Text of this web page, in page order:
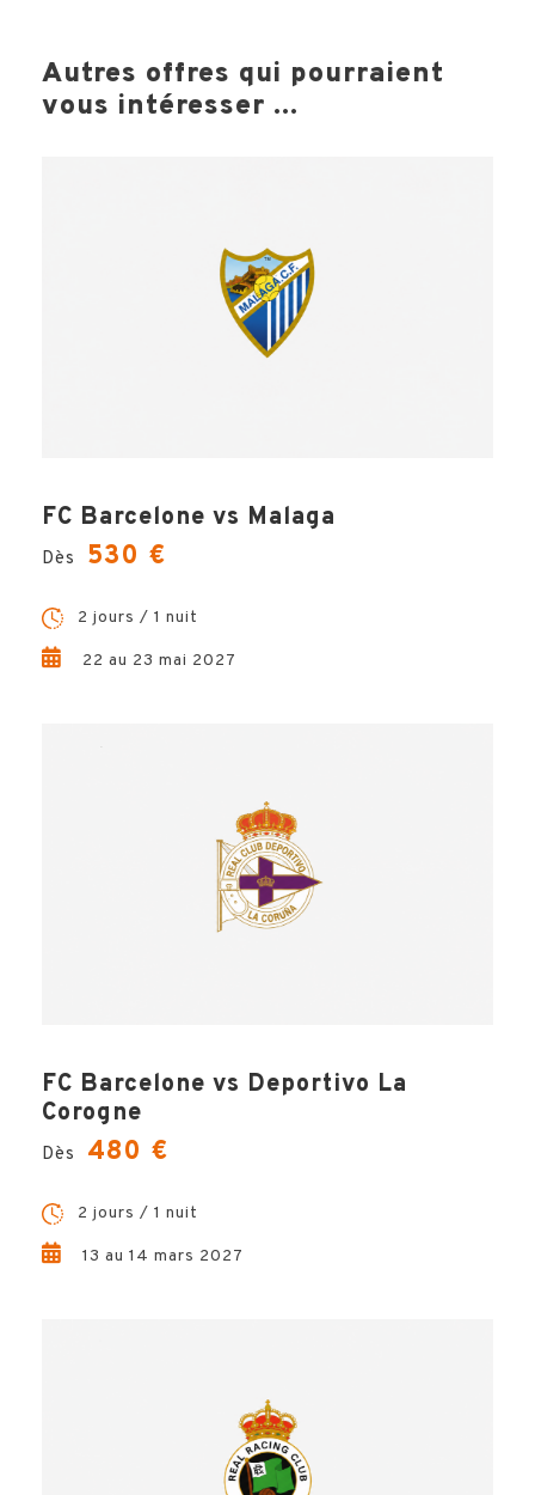
Autres offres qui pourraient
vous intéresser ...
FC Barcelone vs Malaga
Dès 530 €
2 jours / 1 nuit
22 au 23 mai 2027
FC Barcelone vs Deportivo La
Corogne
Dès 480 €
2 jours / 1 nuit
13 au 14 mars 2027